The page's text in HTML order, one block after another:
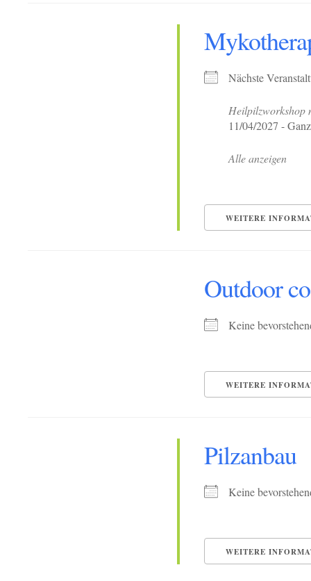
Nächste
Heilpilzworkshop
11/04/2027 -
Alle anzeigen
WEITERE
Outdoor
Keine
WEITERE
Pilzanbau
Keine
WEITERE